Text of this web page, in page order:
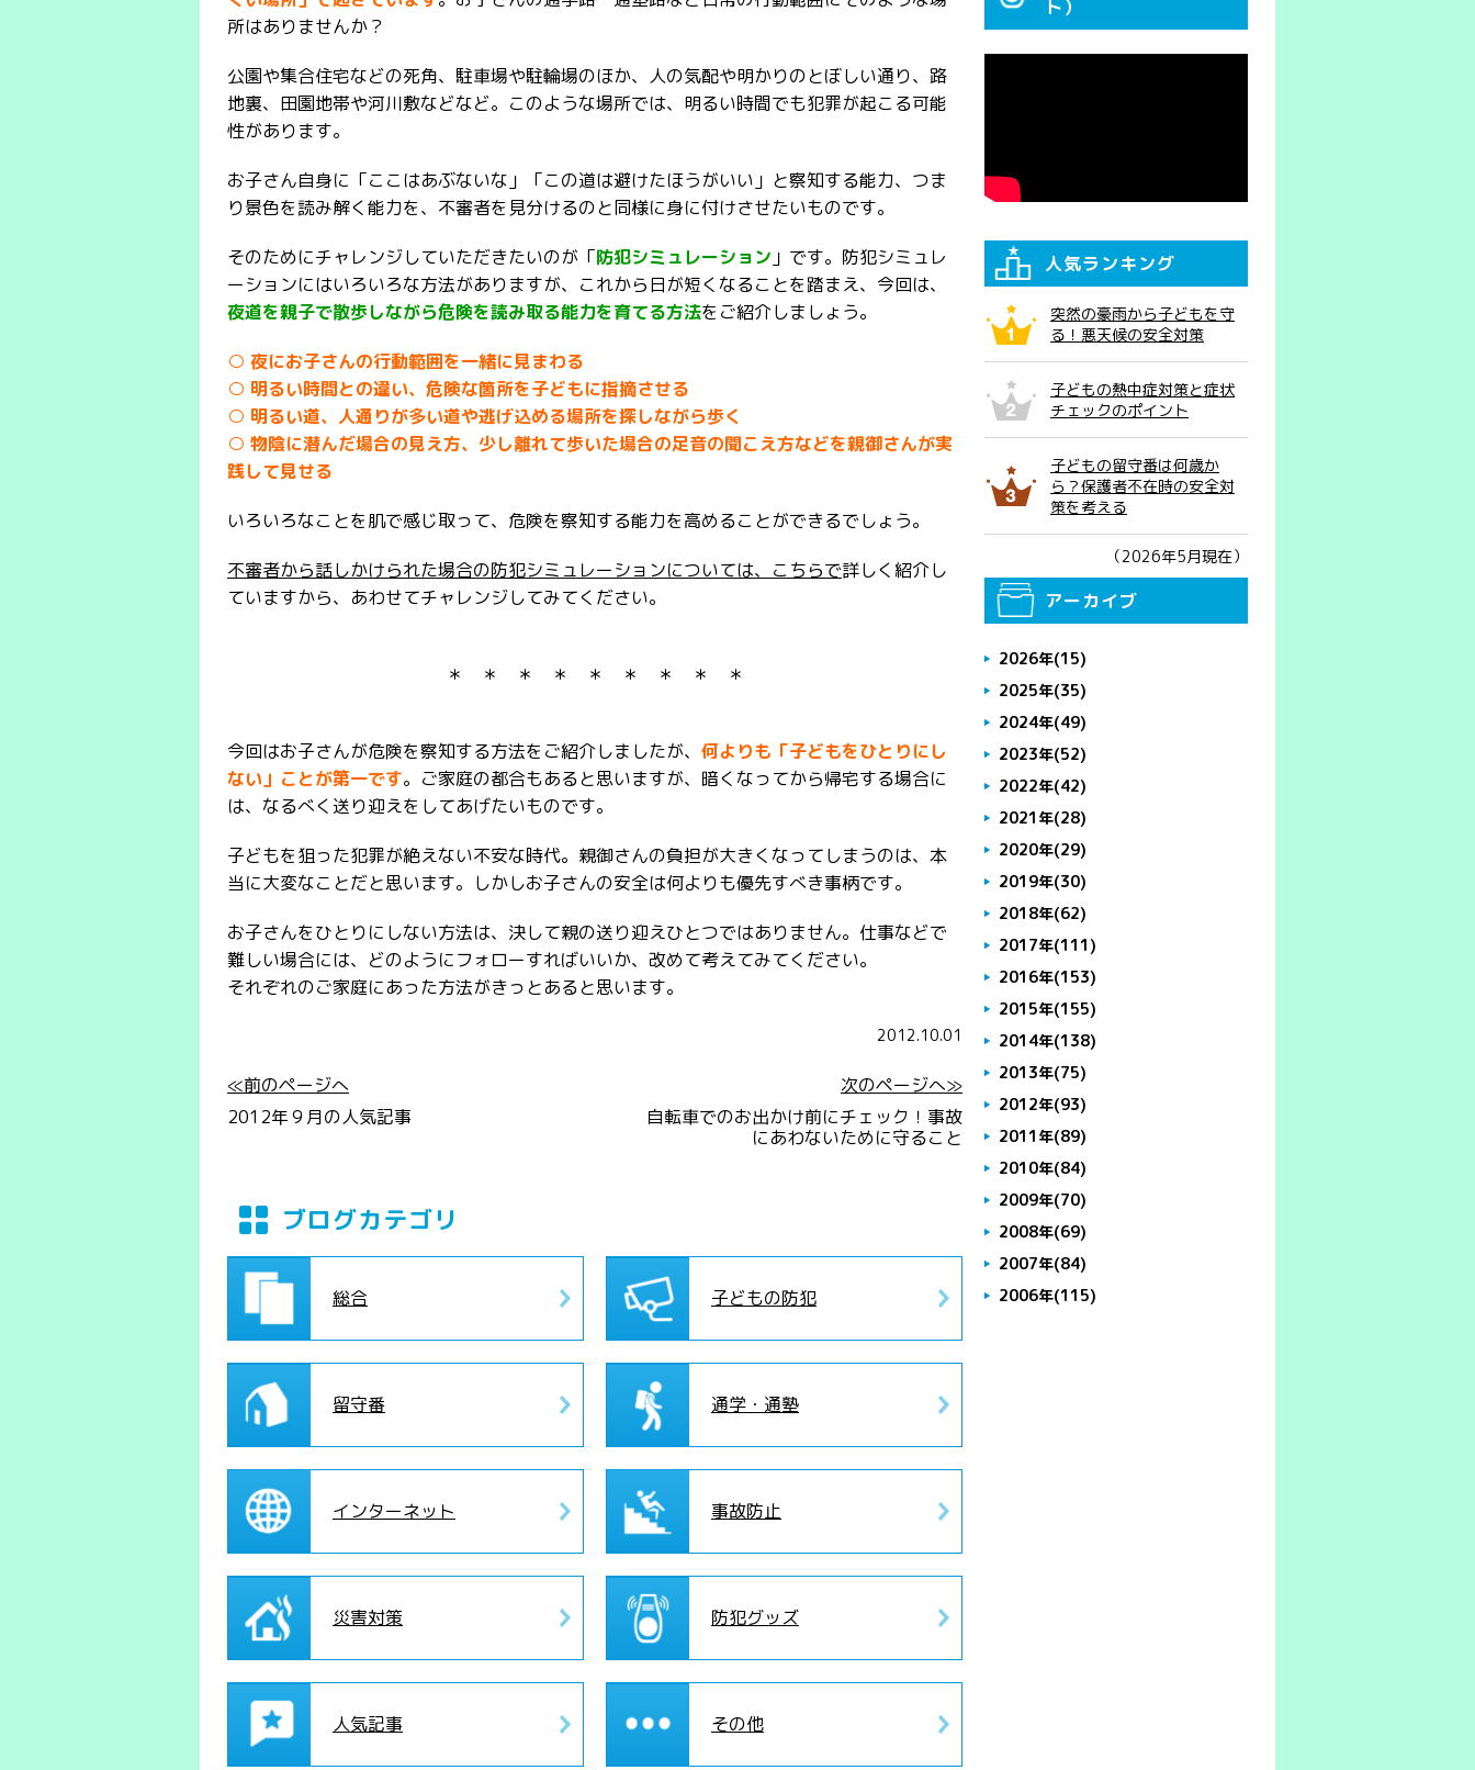
所はありませんか？
公園や集合住宅などの死角、駐車場や駐輪場のほか、人の気配や明かりのとぼしい通り、路
地裏、田園地帯や河川敷などなど。このような場所では、明るい時間でも犯罪が起こる可能
性があります。
お子さん自身に「ここはあぶないな」「この道は避けたほうがいい」と察知する能力、つま
り景色を読み解く能力を、不審者を見分けるのと同様に身に付けさせたいものです。
そのためにチャレンジしていただきたいのが「防犯シミュレーション 」です。防犯シミュレ
ーションにはいろいろな方法がありますが、これから日が短くなることを踏まえ、今回は、
夜道を親子で散歩しながら危険を読み取る能力を育てる方法をご紹介しましょう。
○ 夜にお子さんの行動範囲を一緒に見まわる
○ 明るい時間との違い、危険な箇所を子どもに指摘させる
○ 明るい道、人通りが多い道や逃げ込める場所を探しながら歩く
○ 物陰に潜んだ場合の見え方、少し離れて歩いた場合の足音の聞こえ方などを親御さんが実
践して見せる
いろいろなことを肌で感じ取って、危険を察知する能力を高めることができるでしょう。
不審者から話しかけられた場合の防犯シミュレーションについては、こちらで詳しく紹介し
ていますから、あわせてチャレンジしてみてください。
＊ ＊ ＊ ＊ ＊ ＊ ＊ ＊ ＊
今回はお子さんが危険を察知する方法をご紹介しましたが、 何よりも「子どもをひとりにし
ない」ことが第一です。ご家庭の都合もあると思いますが、暗くなってから帰宅する場合に
は、なるべく送り迎えをしてあげたいものです。
子どもを狙った犯罪が絶えない不安な時代。親御さんの負担が大きくなってしまうのは、本
当に大変なことだと思います。しかしお子さんの安全は何よりも優先すべき事柄です。
お子さんをひとりにしない方法は、決して親の送り迎えひとつではありません。仕事などで
難しい場合には、どのようにフォローすればいいか、改めて考えてみてください。
それぞれのご家庭にあった方法がきっとあると思います。
2012.10.01
≪前のページへ
次のページへ≫
2012年９月の人気記事
自転車でのお出かけ前にチェック！事故
にあわないために守ること
ブログカテゴリ
総合 子どもの防犯
留守番 通学・通塾
インターネット 事故防止
災害対策 防犯グッズ
人気記事 その他
ト）
人気ランキング
突然の豪雨から子どもを守
る！悪天候の安全対策
子どもの熱中症対策と症状
チェックのポイント
子どもの留守番は何歳か
ら？保護者不在時の安全対
策を考える
（2026年5月現在）
アーカイブ
2026年(15)
2025年(35)
2024年(49)
2023年(52)
2022年(42)
2021年(28)
2020年(29)
2019年(30)
2018年(62)
2017年(111)
2016年(153)
2015年(155)
2014年(138)
2013年(75)
2012年(93)
2011年(89)
2010年(84)
2009年(70)
2008年(69)
2007年(84)
2006年(115)